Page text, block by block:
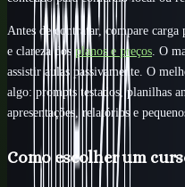
Antes de contratar, compare
e clareza dos planos e preços . O
assistir aulas passivamente. O
algo: prompts testados, planilhas
apresentações, relatórios e
Como escolher um